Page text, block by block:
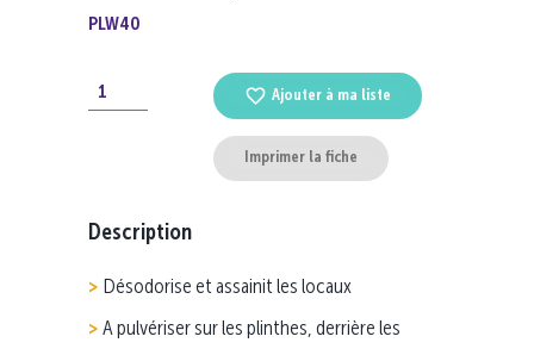
PLW40
Ajouter à ma liste
Imprimer la fiche
Description
Désodorise et assainit les locaux
A pulvériser sur les plinthes, derrière les